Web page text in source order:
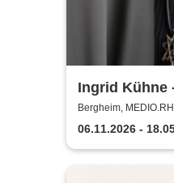
Ingrid Kühne
mich!
Bergheim,
06.11.2026 -